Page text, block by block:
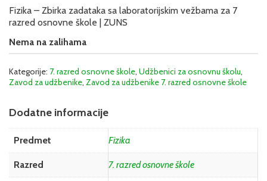
Fizika – Zbirka zadataka sa laboratorijskim vežbama za 7
razred osnovne škole | ZUNS
Nema na zalihama
Kategorije: 7. razred osnovne škole, Udžbenici za osnovnu školu,
Zavod za udžbenike, Zavod za udžbenike 7. razred osnovne škole
Dodatne informacije
Predmet Fizika
Razred 7. razred osnovne škole